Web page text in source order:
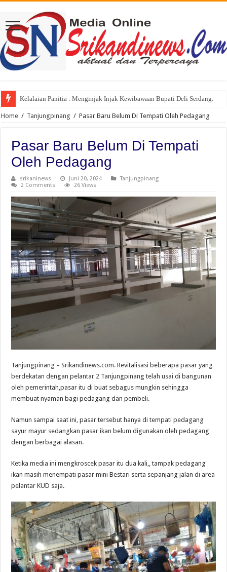
Kelalaian Panitia : Menginjak Injak Kewibawaan Bupati Deli Serdang.
Home / Tanjungpinang / Pasar Baru Belum Di Tempati Oleh Pedagang
Pasar Baru Belum Di Tempati
Oleh Pedagang
srikaninews Juni 20, 2024
Tanjungpinang
2 Comments
26 Views
Tanjungpinang – Srikandinews.com. Revitalisasi beberapa pasar yang
berdekatan dengan pelantar 2 Tanjungpinang telah usai di bangunan
oleh pemerintah,pasar itu di buat sebagus mungkin sehingga
membuat nyaman bagi pedagang dan pembeli.
Namun sampai saat ini, pasar tersebut hanya di tempati pedagang
sayur mayur sedangkan pasar ikan belum digunakan oleh pedagang
dengan berbagai alasan.
Ketika media ini mengkroscek pasar itu dua kali,, tampak pedagang
ikan masih menempati pasar mini Bestari serta sepanjang jalan di area
pelantar KUD saja.